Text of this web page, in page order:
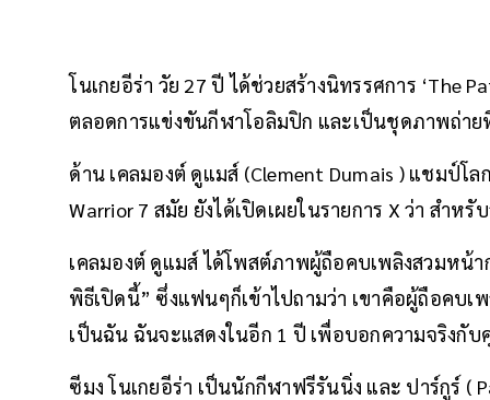
โนเกยอีร่า วัย 27 ปี ได้ช่วยสร้างนิทรรศการ ‘The
ตลอดการแข่งขันกีฬาโอลิมปิก และเป็นชุดภาพถ่า
ด้าน เคลมองต์ ดูแมส์ (Clement Dumais ) แชมป์โ
Warrior 7 สมัย ยังได้เปิดเผยในรายการ X ว่า สำ
เคลมองต์ ดูแมส์ ได้โพสต์ภาพผู้ถือคบเพลิงสวมหน้
พิธีเปิดนี้” ซึ่งแฟนๆก็เข้าไปถามว่า เขาคือผู้ถือคบเ
เป็นฉัน ฉันจะแสดงในอีก 1 ปี เพื่อบอกความจริงกั
ซีมง โนเกยอีร่า เป็นนักกีฬาฟรีรันนิ่ง และ ปาร์กูร์ (